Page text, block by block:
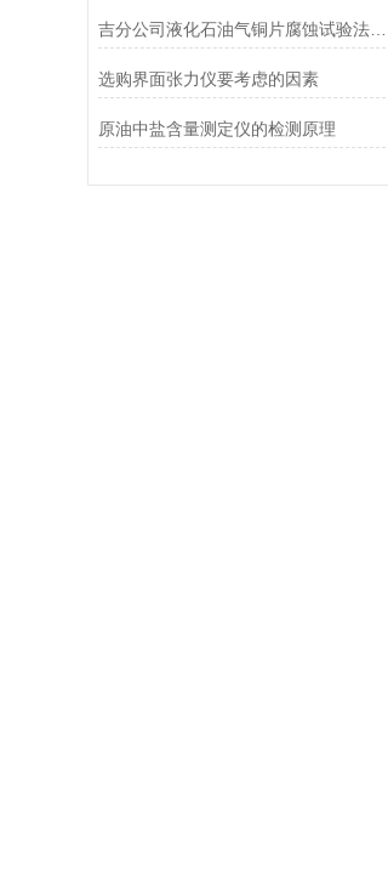
吉分公司液化石油气铜片腐蚀试验法【连载5】
选购界面张力仪要考虑的因素
原油中盐含量测定仪的检测原理